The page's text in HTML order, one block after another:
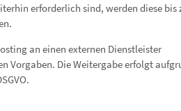
erforderlich sind, werden diese bis
an einen externen Dienstleister
Vorgaben. Die Weitergabe erfolgt